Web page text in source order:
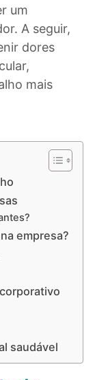
um
A seguir,
dores
mais
empresa?
saudável